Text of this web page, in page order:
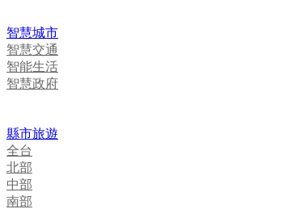
智慧城市
智慧交通
智能生活
智慧政府
縣市旅遊
全台
北部
中部
南部